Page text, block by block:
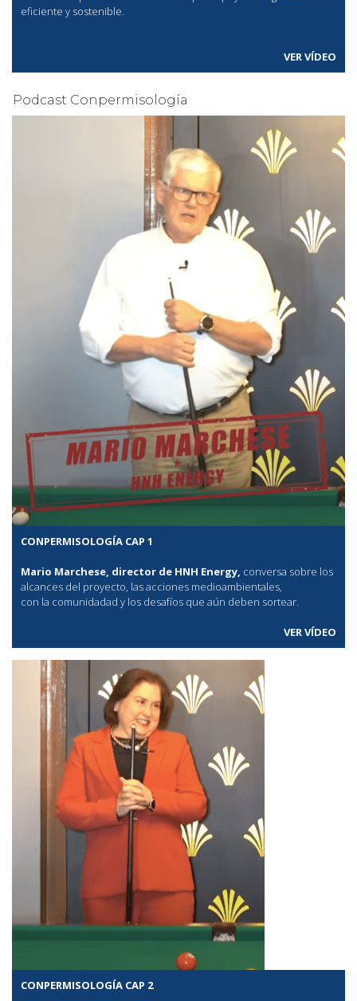
eficiente y sostenible.
VER VÍDEO
Podcast Conpermisología
CONPERMISOLOGÍA CAP 1
Mario Marchese, director de HNH Energy, conversa sobre los
alcances del proyecto, las acciones medioambientales,
con la comunidadad y los desafíos que aún deben sortear.
VER VÍDEO
CONPERMISOLOGÍA CAP 2